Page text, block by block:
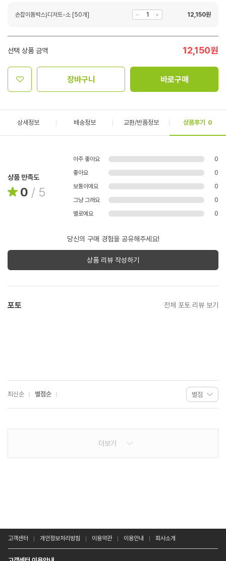
손잡이돔박스)디저트-소 [50개] 12,150원
선택 상품 금액 12,150원
장바구니 바로구매
상세정보 배송정보 교환/반품정보 상품후기 0
상품 만족도
0 / 5
아주 좋아요
0
좋아요
0
보통이에요
0
그냥 그래요
0
별로예요
0
당신의 구매 경험을 공유해주세요!
상품 리뷰 작성하기
포토 전체 포토 리뷰 보기
최신순 별점순
더보기
고객센터 개인정보처리방침 이용약관 이용안내 회사소개